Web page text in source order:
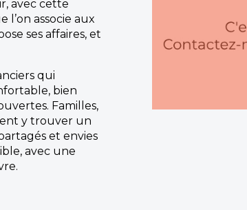
avec cette
associe aux
ses affaires, et
qui
bien
Familles,
y trouver un
et envies
avec une